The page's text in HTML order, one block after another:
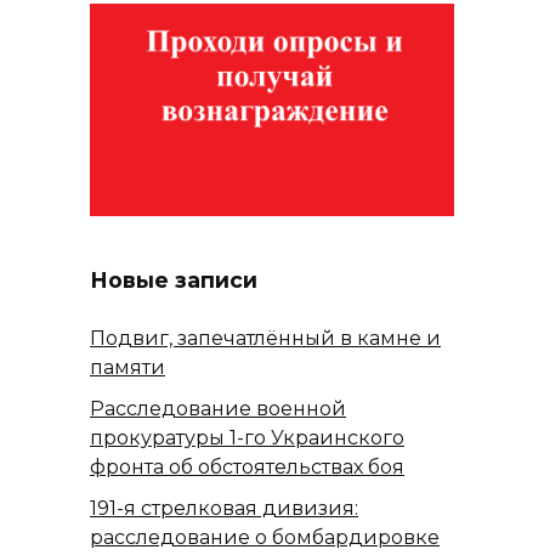
Новые записи
Подвиг, запечатлённый в камне и
памяти
Расследование военной
прокуратуры 1-го Украинского
фронта об обстоятельствах боя
191-я стрелковая дивизия:
расследование о бомбардировке